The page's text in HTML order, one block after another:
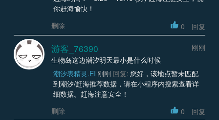
你赶海愉快！
删除
0 回复
游客_76390
刚刚
生物岛这边潮汐明天最小是什么时候
潮汐表精灵.EI 刚刚 回复: 您好，该地点暂未匹配
到潮汐/赶海推荐数据，请在小程序内搜索查看详
细数据。赶海注意安全！
删除
0 回复